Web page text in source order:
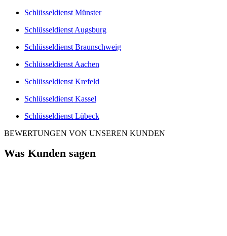
Schlüsseldienst Münster
Schlüsseldienst Augsburg
Schlüsseldienst Braunschweig
Schlüsseldienst Aachen
Schlüsseldienst Krefeld
Schlüsseldienst Kassel
Schlüsseldienst Lübeck
BEWERTUNGEN VON UNSEREN KUNDEN
Was Kunden sagen